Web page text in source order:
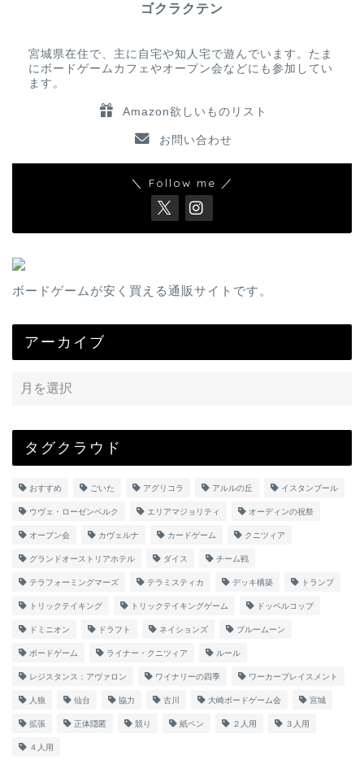
ゴクラクテン
宮城県在住で、主に自宅や知人宅で遊んでいます。たま
にボードゲームカフェやオープン会などにも参加してい
ます。
Amazon欲しいものリスト
お問い合わせ
＼ Follow me ／
ボードゲームが安く買える通販サイトです。
アーカイブ
タグクラウド
おすすめ ごいた アグリコラ アルルの丘 イスタンブール
ウヴェ・ローゼンベルク エリアマジョリティ オーディンの祝祭
オープン会 カヴェルナ カードゲーム クニツィア
グランドオーストリアホテル ダイス チーム戦
テラフォーミングマーズ テラミスティカ デッキ構築 トランプ
トリックテイキング トリックテイキングゲーム ドッペルコップ
ドミニオン ドラフト ネイションズ ブルームーン
ボードゲーム ライナー・クニツィア ルール
レジスタンス：アヴァロン ワイナリーの四季 ワーカープレイスメント
人狼 仙台 協力 古川 大崎ボードゲーム会 宮城
拡張 正体隠匿 競り 紙ペン ２人用 ３人用
４人用